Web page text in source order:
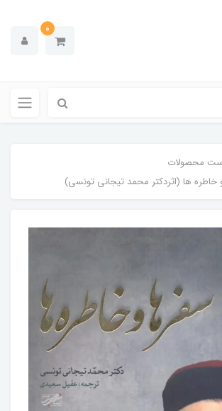
0
محصولات
خاطره ها (اثردکتر محمد تیجانی تونسی)